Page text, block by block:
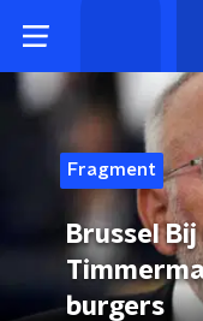
Fragment
Brussel
burgers